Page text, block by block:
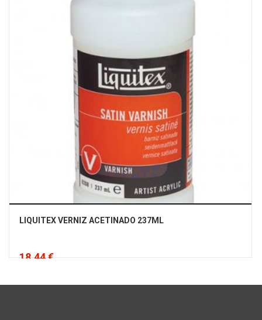
LIQUITEX VERNIZ ACETINADO 237ML
18,44 €